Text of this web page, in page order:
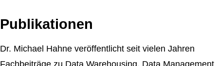
Publikationen
Dr. Michael Hahne veröffentlicht seit vielen Jahren
Fachbeiträge zu Data Warehousing, Data Management